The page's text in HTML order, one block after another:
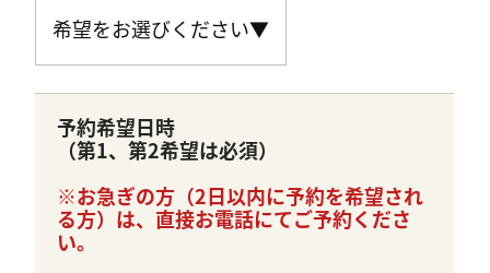
予約希望日時
（第1、第2希望は必須）
※お急ぎの方（2日以内に予約を希望され
る方）は、直接お電話にてご予約くださ
い。